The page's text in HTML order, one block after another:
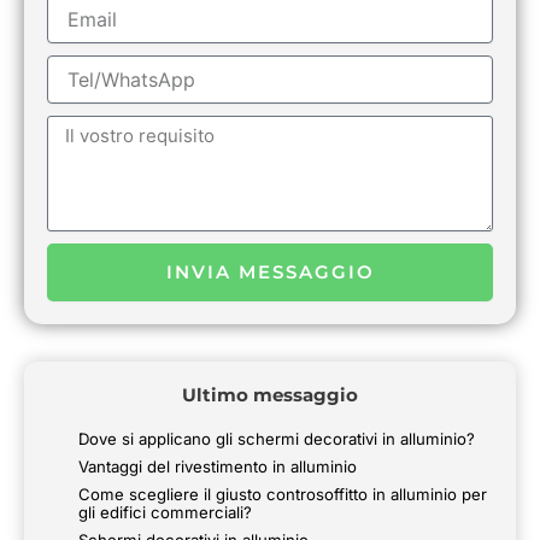
Tel/WhatsApp
Messaggio
INVIA MESSAGGIO
Ultimo messaggio
Dove si applicano gli schermi decorativi in alluminio?
Vantaggi del rivestimento in alluminio
Come scegliere il giusto controsoffitto in alluminio per
gli edifici commerciali?